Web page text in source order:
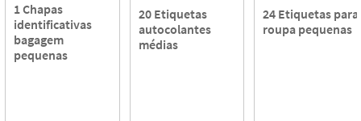
1 Chapas
identificativas
bagagem
pequenas
20 Etiquetas
autocolantes
médias
24 Etiquetas para
roupa pequenas